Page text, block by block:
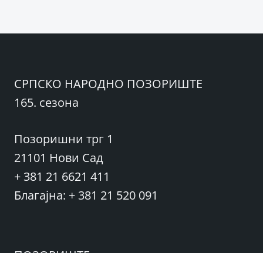
СРПСКО НАРОДНО ПОЗОРИШТЕ
165. сезона
Позоришни трг 1
21101 Нови Сад
+ 381 21 6621 411
Благајна: + 381 21 520 091